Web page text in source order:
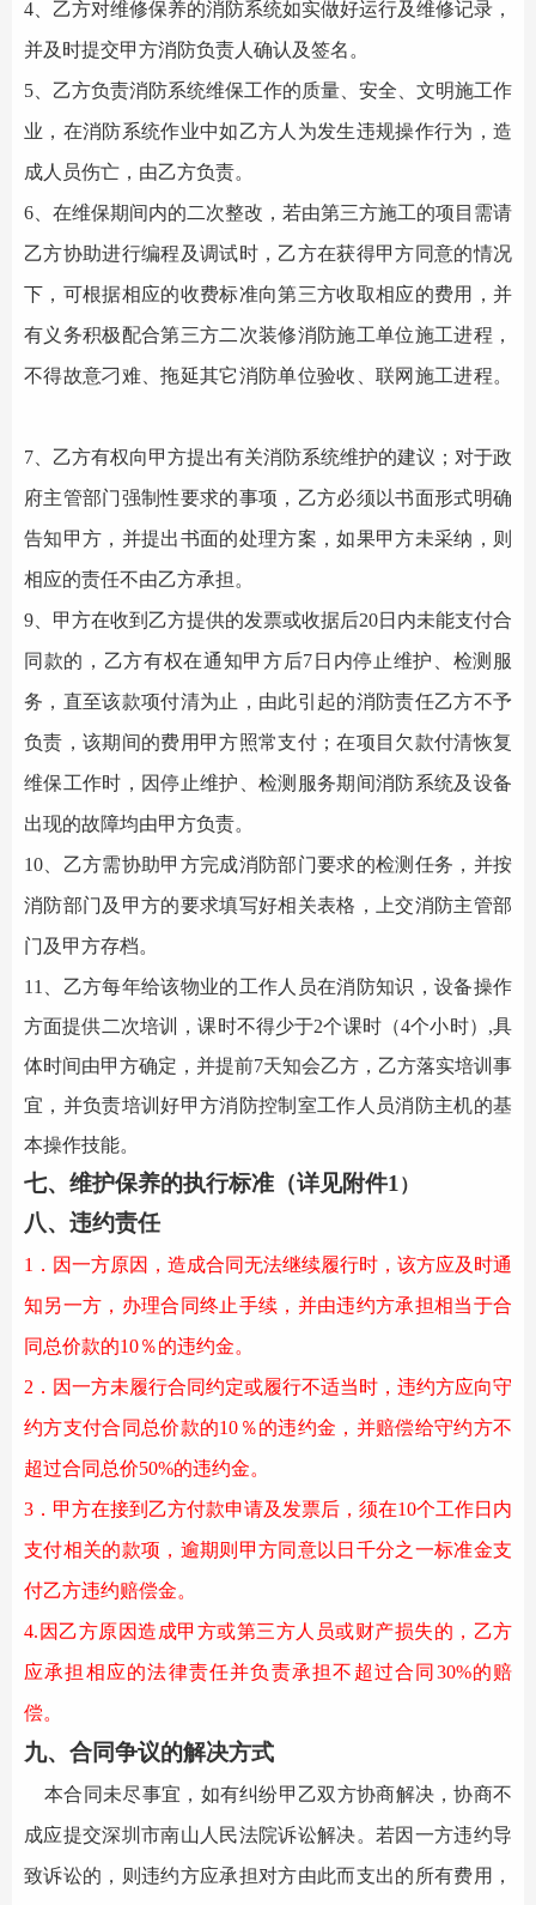
4、乙方对维修保养的消防系统如实做好运行及维修记录，
并及时提交甲方消防负责人确认及签名。
5、乙方负责消防系统维保工作的质量、安全、文明施工作
业，在消防系统作业中如乙方人为发生违规操作行为，造
成人员伤亡，由乙方负责。
6、在维保期间内的二次整改，若由第三方施工的项目需请
乙方协助进行编程及调试时，乙方在获得甲方同意的情况
下，可根据相应的收费标准向第三方收取相应的费用，并
有义务积极配合第三方二次装修消防施工单位施工进程，
不得故意刁难、拖延其它消防单位验收、联网施工进程。
7、乙方有权向甲方提出有关消防系统维护的建议；对于政
府主管部门强制性要求的事项，乙方必须以书面形式明确
告知甲方，并提出书面的处理方案，如果甲方未采纳，则
相应的责任不由乙方承担。
9、甲方在收到乙方提供的发票或收据后20日内未能支付合
同款的，乙方有权在通知甲方后7日内停止维护、检测服
务，直至该款项付清为止，由此引起的消防责任乙方不予
负责，该期间的费用甲方照常支付；在项目欠款付清恢复
维保工作时，因停止维护、检测服务期间消防系统及设备
出现的故障均由甲方负责。
10、乙方需协助甲方完成消防部门要求的检测任务，并按
消防部门及甲方的要求填写好相关表格，上交消防主管部
门及甲方存档。
11、乙方每年给该物业的工作人员在消防知识，设备操作
方面提供二次培训，课时不得少于2个课时（4个小时）,具
体时间由甲方确定，并提前7天知会乙方，乙方落实培训事
宜，并负责培训好甲方消防控制室工作人员消防主机的基
本操作技能。
七、维护保养的执行标准（详见附件1 ）
八、违约责任
1．因一方原因，造成合同无法继续履行时，该方应及时通
知另一方，办理合同终止手续，并由违约方承担相当于合
同总价款的10％的违约金。
2．因一方未履行合同约定或履行不适当时，违约方应向守
约方支付合同总价款的10％的违约金，并赔偿给守约方不
超过合同总价50%的违约金。
3． 甲方在接到乙方付款申请及发票后，须在10个工作日内
支付相关的款项，逾期 则 甲方同意以日 千分之一标准金支
付乙方违约赔偿金。
4.因乙方原因造成甲方或第三方人员或财产损失的，乙方
应承担相应的法律责任并负责承担不超过合同30%的赔
偿。
九、合同争议的解决方式
本合同未尽事宜，如有纠纷甲乙双方协商解决，协商不
成应提交深圳市南山 人民法院诉讼解决。若因 一方违约导
致诉讼的，则 违约方应承担对方由此而支出的所有费用，